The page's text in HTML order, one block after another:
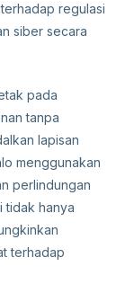
regulasi
siber secara
pada
tanpa
lapisan
menggunakan
perlindungan
tidak hanya
terhadap